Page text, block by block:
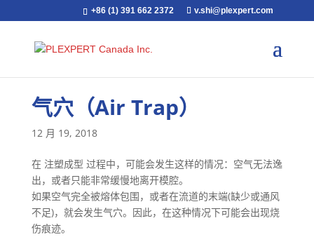
+86 (1) 391 662 2372 v.shi@plexpert.com
气穴（Air Trap）
12 月 19, 2018
在 注塑成型 过程中，可能会发生这样的情况：空气无法逸
出，或者只能非常缓慢地离开模腔。
如果空气完全被熔体包围，或者在流道的末端(缺少或通风
不足)，就会发生气穴。因此，在这种情况下可能会出现烧
伤痕迹。